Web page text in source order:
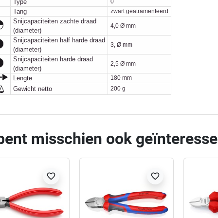
Type
Tang zwart geatramenteerd
Snijcapaciteiten zachte draad
(diameter)
4,0 Ø mm
Snijcapaciteiten half harde draad
(diameter)
3, Ø mm
Snijcapaciteiten harde draad
(diameter)
2,5 Ø mm
Lengte 180 mm
Gewicht netto 200 g
misschien ook
favorite_border favorite_border